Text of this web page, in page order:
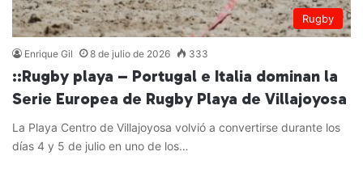
Rugby
Enrique Gil 8 de julio de 2026 333
::Rugby playa – Portugal e Italia dominan la
Serie Europea de Rugby Playa de Villajoyosa
La Playa Centro de Villajoyosa volvió a convertirse durante los
días 4 y 5 de julio en uno de los…